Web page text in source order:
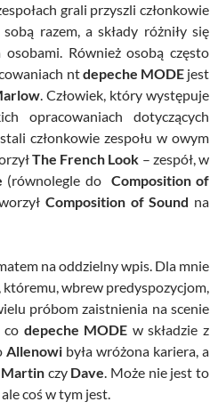
grali przyszli członkowie
razem, a składy różniły się
Również osobą często
ntdepeche MODEjest
. Człowiek, który występuje
opracowaniach dotyczących
członkowie zespołu w owym
The French Look – zespół, w
(równolegle do Composition of
Composition of Sound na
na oddzielny wpis. Dla mnie
któremu, wbrew predyspozycjom,
próbom zaistnienia na scenie
co depeche MODE w składzie z
Allenowi była wróżona kariera, a
Martin czy Dave. Może nie jest to
coś w tym jest.